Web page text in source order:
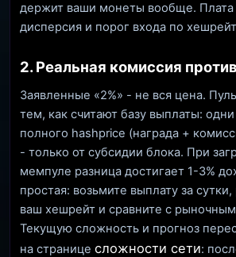
держит ваши монеты вообще. Плата
дисперсия и порог входа по
2. Реальная комиссия
Заявленные «2%» - не вся цена.
тем, как считают базу выплаты: одни
полного hashprice (награда +
- только от субсидии блока. При
мемпуле разница достигает 1-3%
простая: возьмите выплату за
ваш хешрейт и сравните с
Текущую сложность и прогноз
на странице сложности сети: